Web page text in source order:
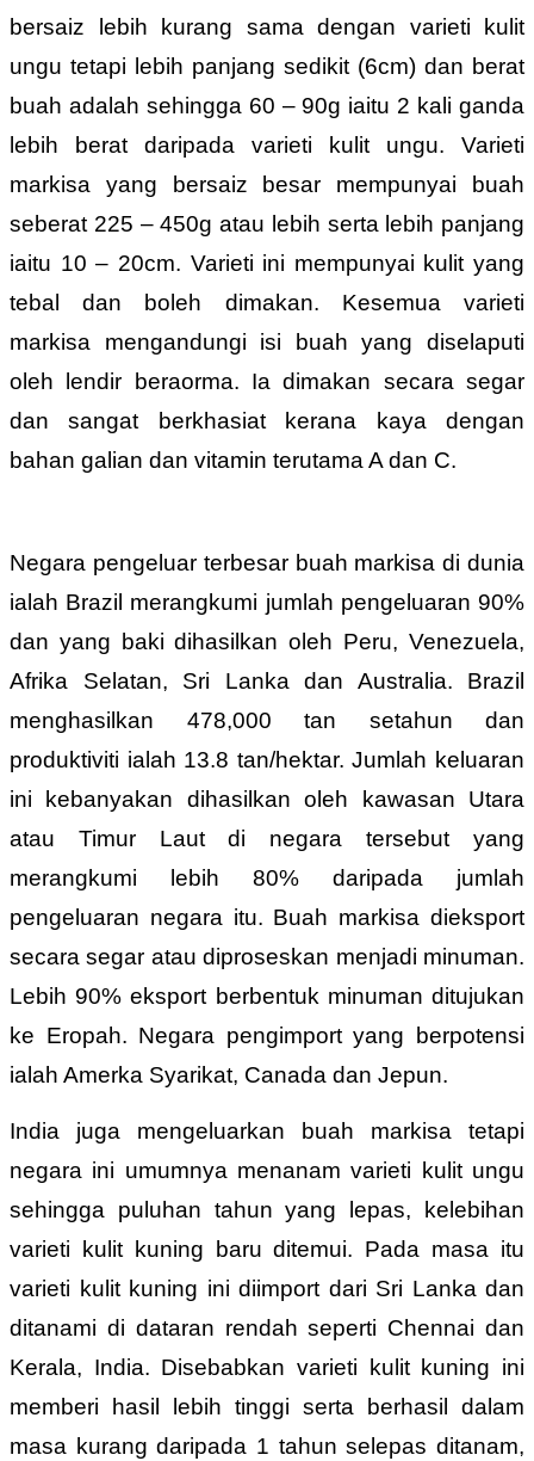
bersaiz lebih kurang sama dengan varieti kulit
ungu tetapi lebih panjang sedikit (6cm) dan berat
buah adalah sehingga 60 – 90g iaitu 2 kali ganda
lebih berat daripada varieti kulit ungu. Varieti
markisa yang bersaiz besar mempunyai buah
seberat 225 – 450g atau lebih serta lebih panjang
iaitu 10 – 20cm. Varieti ini mempunyai kulit yang
tebal dan boleh dimakan. Kesemua varieti
markisa mengandungi isi buah yang diselaputi
oleh lendir beraorma. Ia dimakan secara segar
dan sangat berkhasiat kerana kaya dengan
bahan galian dan vitamin terutama A dan C.
Negara pengeluar terbesar buah markisa di dunia
ialah Brazil merangkumi jumlah pengeluaran 90%
dan yang baki dihasilkan oleh Peru, Venezuela,
Afrika Selatan, Sri Lanka dan Australia. Brazil
menghasilkan 478,000 tan setahun dan
produktiviti ialah 13.8 tan/hektar. Jumlah keluaran
ini kebanyakan dihasilkan oleh kawasan Utara
atau Timur Laut di negara tersebut yang
merangkumi lebih 80% daripada jumlah
pengeluaran negara itu. Buah markisa dieksport
secara segar atau diproseskan menjadi minuman.
Lebih 90% eksport berbentuk minuman ditujukan
ke Eropah. Negara pengimport yang berpotensi
ialah Amerka Syarikat, Canada dan Jepun.
India juga mengeluarkan buah markisa tetapi
negara ini umumnya menanam varieti kulit ungu
sehingga puluhan tahun yang lepas, kelebihan
varieti kulit kuning baru ditemui. Pada masa itu
varieti kulit kuning ini diimport dari Sri Lanka dan
ditanami di dataran rendah seperti Chennai dan
Kerala, India. Disebabkan varieti kulit kuning ini
memberi hasil lebih tinggi serta berhasil dalam
masa kurang daripada 1 tahun selepas ditanam,